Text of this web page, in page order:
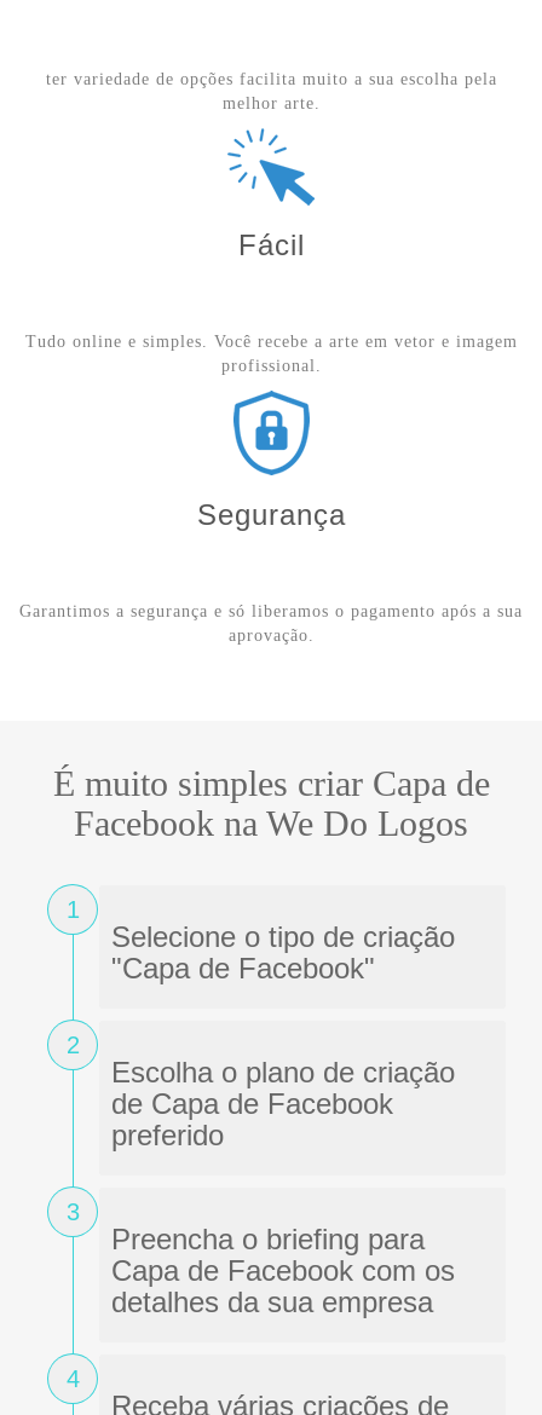
ter variedade de opções facilita muito a sua escolha pela
melhor arte.
Fácil
Tudo online e simples. Você recebe a arte em vetor e imagem
profissional.
Segurança
Garantimos a segurança e só liberamos o pagamento após a sua
aprovação.
É muito simples criar Capa de
Facebook na We Do Logos
1
Selecione o tipo de criação
"Capa de Facebook"
2
Escolha o plano de criação
de Capa de Facebook
preferido
3
Preencha o briefing para
Capa de Facebook com os
detalhes da sua empresa
4
Receba várias criações de